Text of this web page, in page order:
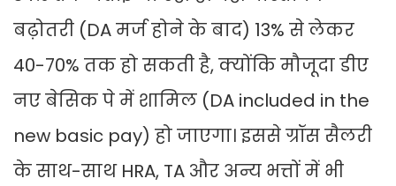
बढ़ोतरी (DA मर्ज होने के बाद) 13% से लेकर
40-70% तक हो सकती है, क्योंकि मौजूदा डीए
नए बेसिक पे में शामिल (DA included in the
new basic pay) हो जाएगा। इससे ग्रॉस सैलरी
के साथ-साथ HRA, TA और अन्य भत्तों में भी